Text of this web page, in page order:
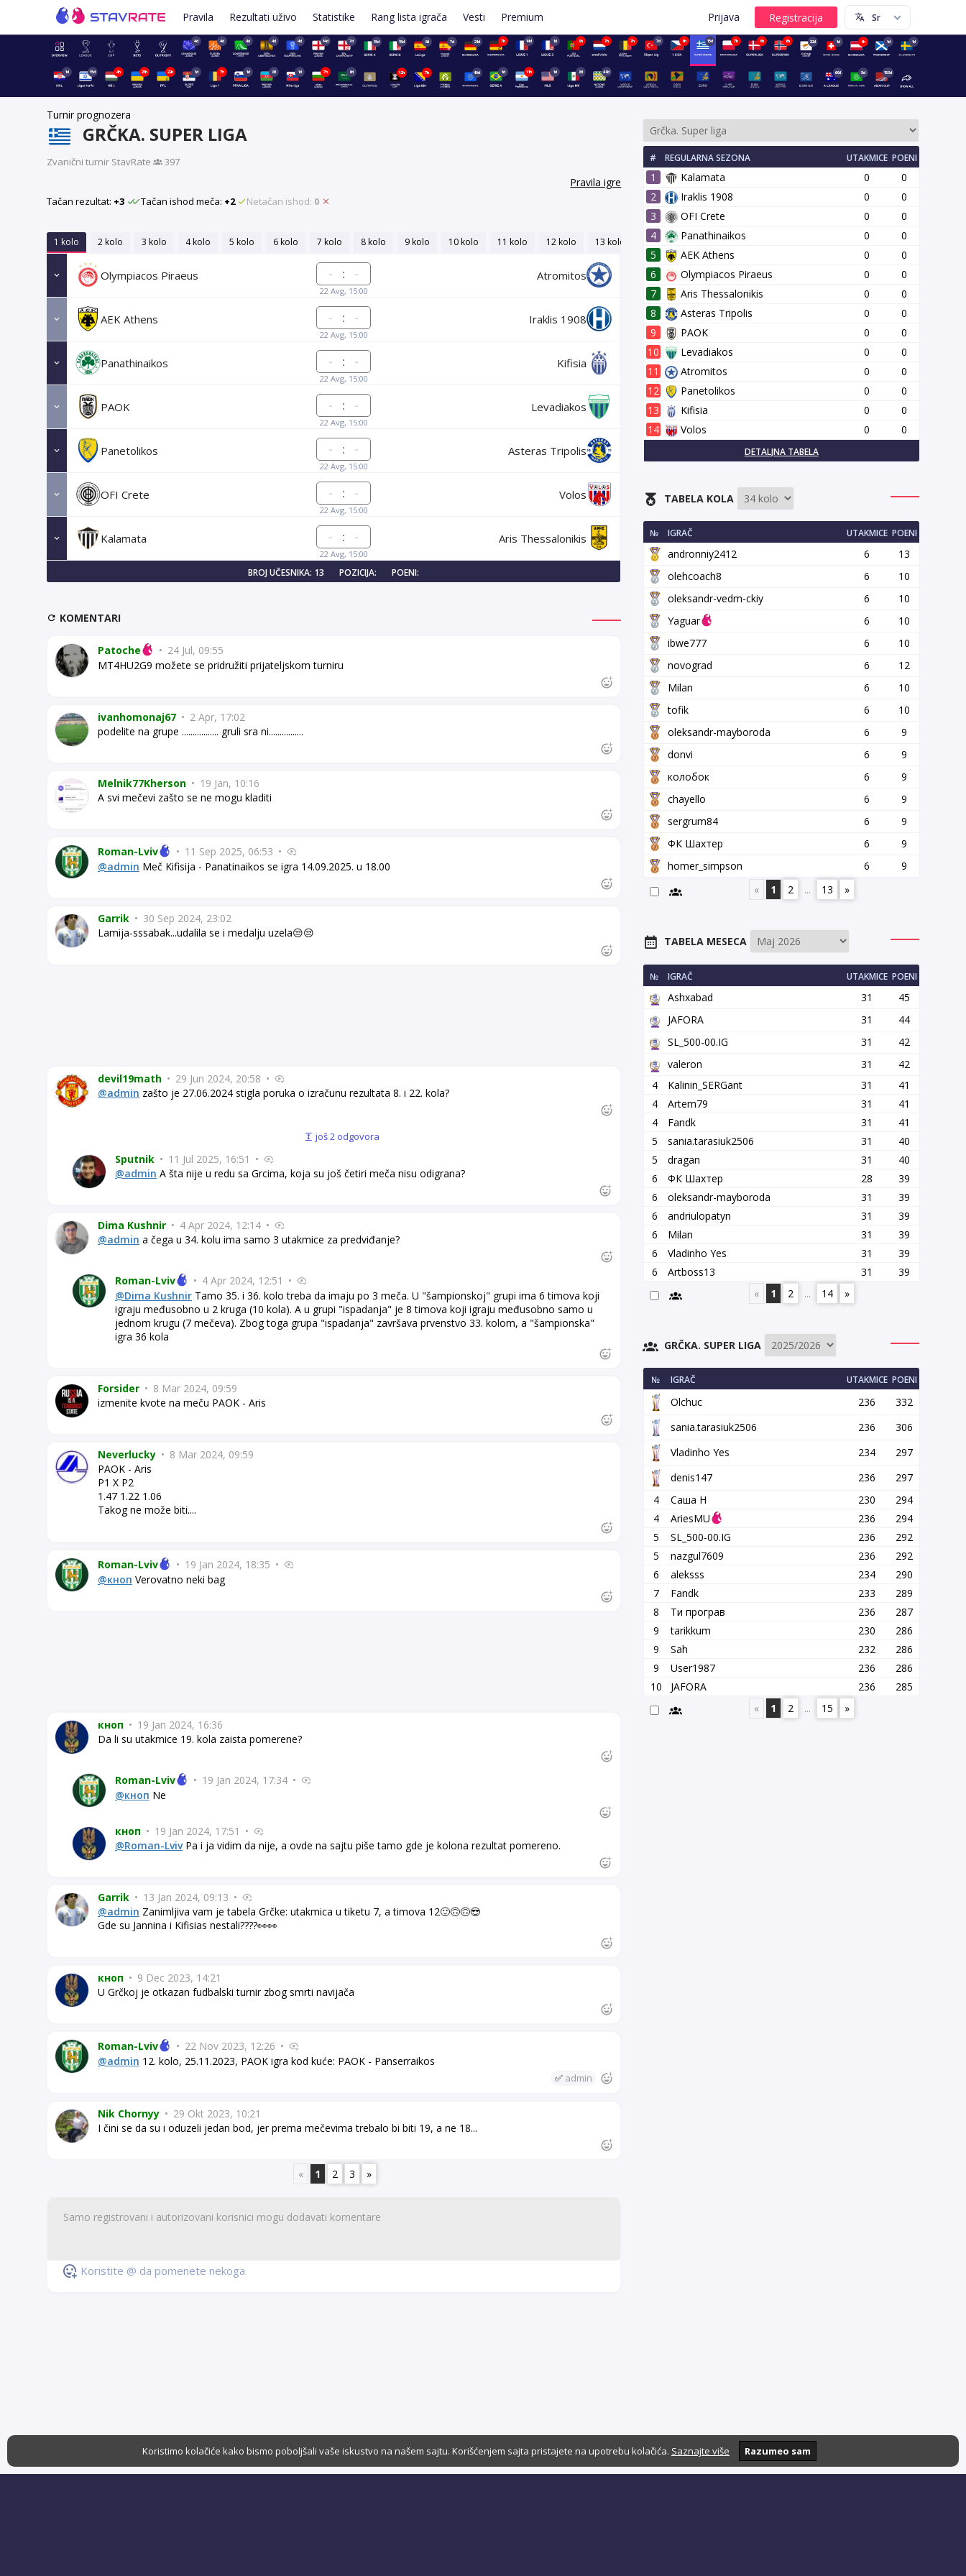
Pravila Rezultati uživo Statistike Rang lista igrača Vesti Premium Prijava
4d 4d 4d 4d 4d 14d 7d 15d 15d 8d 7d 21d 7h 14d 1d 8h 7h 7h 7d 6h 15d 7h 6h 6h 22d 1d 6h 1d 1d
1d 15d 4h 23h 22h 1d 7h 1d 8d 1d 7h 6d 12h 7h 40d 1d 11h 1d 8d 48d 69d 5d 153d
Turnir prognozera
GRČKA. SUPER LIGA
Zvanični turnir StavRate· 397
Pravila igre
Tačan rezultat: +3 Tačan ishod meča: +2 Netačan ishod: 0
1 kolo 2 kolo 3 kolo 4 kolo 5 kolo 6 kolo 7 kolo 8 kolo 9 kolo 10 kolo 11 kolo 12 kolo 13 kolo 14 kolo 15 kolo 16 kolo 18 kolo 19 kolo
Olympiacos Piraeus :
22 Avg, 15:00
Atromitos
AEK Athens :
22 Avg, 15:00
Iraklis 1908
Panathinaikos :
22 Avg, 15:00
Kifisia
PAOK :
22 Avg, 15:00
Levadiakos
Panetolikos :
22 Avg, 15:00
Asteras Tripolis
OFI Crete :
22 Avg, 15:00
Volos
Kalamata :
22 Avg, 15:00
Aris Thessalonikis
BROJ UČESNIKA: 13 POZICIJA: POENI:
KOMENTARI
Patoche • 24 Jul, 09:55
MT4HU2G9 možete se pridružiti prijateljskom turniru
ivanhomonaj67 • 2 Apr, 17:02
podelite na grupe ................. gruli sra ni................
Melnik77Kherson • 19 Jan, 10:16
A svi mečevi zašto se ne mogu kladiti
Roman-Lviv • 11 Sep 2025, 06:53 •
@admin Meč Kifisija - Panatinaikos se igra 14.09.2025. u 18.00
Garrik • 30 Sep 2024, 23:02
Lamija-sssabak...udalila se i medalju uzela😒😒
devil19math • 29 Jun 2024, 20:58 •
@admin zašto je 27.06.2024 stigla poruka o izračunu rezultata 8. i 22. kola?
još 2 odgovora
Sputnik • 11 Jul 2025, 16:51 •
@admin A šta nije u redu sa Grcima, koja su još četiri meča nisu odigrana?
Dima Kushnir • 4 Apr 2024, 12:14 •
@admin a čega u 34. kolu ima samo 3 utakmice za predviđanje?
Roman-Lviv • 4 Apr 2024, 12:51 •
@Dima Kushnir Tamo 35. i 36. kolo treba da imaju po 3 meča. U "šampionskoj" grupi ima 6 timova koji
igraju međusobno u 2 kruga (10 kola). A u grupi "ispadanja" je 8 timova koji igraju međusobno samo u
jednom krugu (7 mečeva). Zbog toga grupa "ispadanja" završava prvenstvo 33. kolom, a "šampionska"
igra 36 kola
Forsider • 8 Mar 2024, 09:59
izmenite kvote na meču PAOK - Aris
Neverlucky • 8 Mar 2024, 09:59
PAOK - Aris
P1 X P2
1.47 1.22 1.06
Takog ne može biti....
Roman-Lviv • 19 Jan 2024, 18:35 •
@кноп Verovatno neki bag
кноп • 19 Jan 2024, 16:36
Da li su utakmice 19. kola zaista pomerene?
Roman-Lviv • 19 Jan 2024, 17:34 •
@кноп Ne
кноп • 19 Jan 2024, 17:51 •
@Roman-LvivPa i ja vidim da nije, a ovde na sajtu piše tamo gde je kolona rezultat pomereno.
Garrik • 13 Jan 2024, 09:13 •
@admin Zanimljiva vam je tabela Grčke: utakmica u tiketu 7, a timova 12🙂🙃🙃😎
Gde su Jannina i Kifisias nestali????👀👀
кноп • 9 Dec 2023, 14:21
U Grčkoj je otkazan fudbalski turnir zbog smrti navijača
Roman-Lviv • 22 Nov 2023, 12:26 •
@admin 12. kolo, 25.11.2023, PAOK igra kod kuće: PAOK - Panserraikos
✅ admin
Nik Chornyy • 29 Okt 2023, 10:21
I čini se da su i oduzeli jedan bod, jer prema mečevima trebalo bi biti 19, a ne 18...
« 1 2 3 »
Koristite @ da pomenete nekoga
# REGULARNA SEZONA UTAKMICE POENI
1 Kalamata 0
0
2
Iraklis 1908 0
0
3
OFI Crete 0
0
4
Panathinaikos 0
0
5
AEK Athens 0
0
6
Olympiacos Piraeus 0
0
7
Aris Thessalonikis 0
0
8
Asteras Tripolis 0
0
9
PAOK 0
0
10
Levadiakos 0
0
11
Atromitos 0
0
12
Panetolikos 0
0
13
Kifisia 0
0
14
Volos 0 0
DETALJNA TABELA
TABELA KOLA
№ IGRAČ UTAKMICE POENI
andronniy2412 6
13
olehcoach8
6
10
oleksandr-vedm-ckiy
6
10
Yaguar
6
10
ibwe777
6
10
novograd
6
12
Milan
6
10
tofik
6
10
oleksandr-mayboroda
6
9
donvi
6
9
колобок
6
9
chayello
6
9
sergrum84
6
9
ФК Шахтер
6
9
homer_simpson
6
9
«
1 2 ... 13 »
TABELA MESECA
№ IGRAČ UTAKMICE POENI
Ashxabad 31
45
JAFORA
31
44
SL_500-00.IG
31
42
valeron
31
42
4
Kalinin_SERGant 31
41
4
Artem79 31
41
4
Fandk 31
41
5
sania.tarasiuk2506 31
40
5
dragan 31
40
6
ФК Шахтер 28
39
6
oleksandr-mayboroda 31
39
6
andriulopatyn 31
39
6
Milan 31
39
6
Vladinho Yes 31
39
6
Artboss13 31
39
«
1 2 ... 14 »
GRČKA. SUPER LIGA
№ IGRAČ UTAKMICE POENI
Olchuc 236
332
sania.tarasiuk2506
236
306
Vladinho Yes
234
297
denis147
236
297
4
Саша Н 230
294
4
AriesMU 236
294
5
SL_500-00.IG 236
292
5
nazgul7609 236
292
6
aleksss 234
290
7
Fandk 233
289
8
Ти програв 236
287
9
tarikkum 230
286
9
Sah 232
286
9
User1987 236
286
10
JAFORA 236
285
«
1 2 ... 15 »
Koristimo kolačiće kako bismo poboljšali vaše iskustvo na našem sajtu. Korišćenjem sajta pristajete na upotrebu kolačića. Saznajte više Razumeo sam